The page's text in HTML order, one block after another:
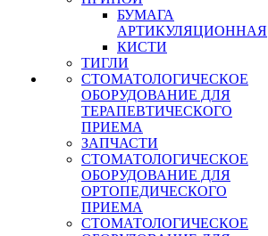
БУМАГА
АРТИКУЛЯЦИОННАЯ
КИСТИ
ТИГЛИ
СТОМАТОЛОГИЧЕСКОЕ
ОБОРУДОВАНИЕ ДЛЯ
ТЕРАПЕВТИЧЕСКОГО
ПРИЕМА
ЗАПЧАСТИ
СТОМАТОЛОГИЧЕСКОЕ
ОБОРУДОВАНИЕ ДЛЯ
ОРТОПЕДИЧЕСКОГО
ПРИЕМА
СТОМАТОЛОГИЧЕСКОЕ